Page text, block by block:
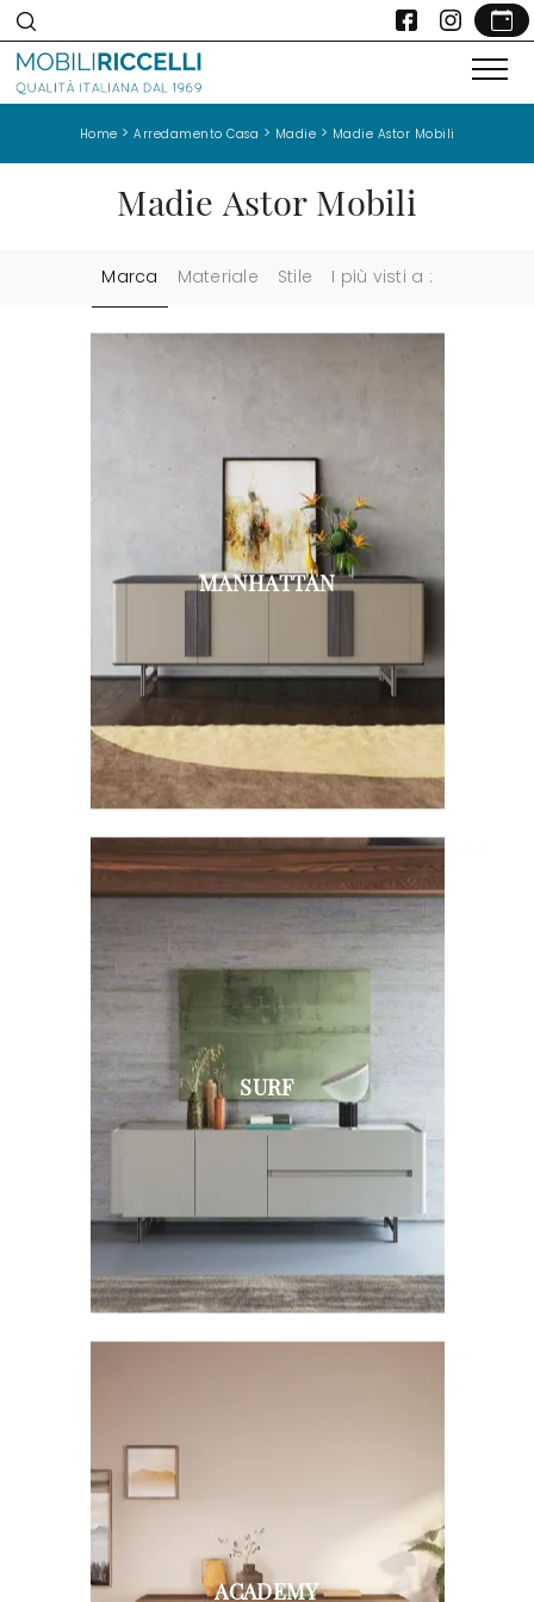
Home > Arredamento Casa > Madie > Madie Astor Mobili
Madie Astor Mobili
Marca Materiale Stile I più visti a :
MANHATTAN
SURF
ACADEMY